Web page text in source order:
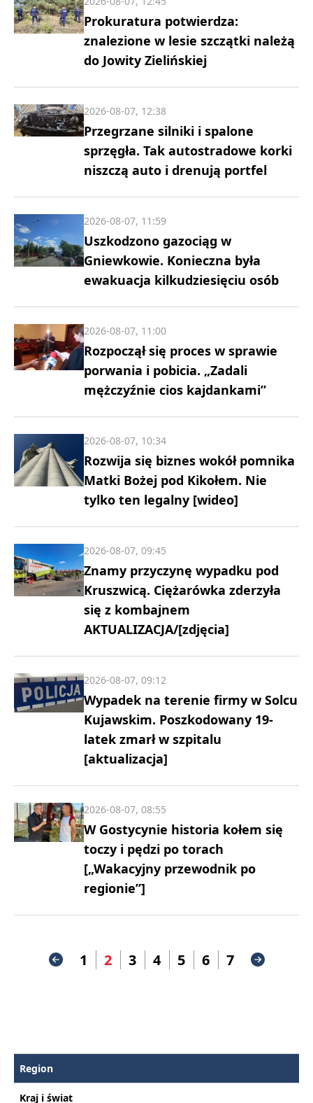
Prokuratura potwierdza:
znalezione w lesie szczątki należą
do Jowity Zielińskiej
Przegrzane silniki i spalone
sprzęgła. Tak autostradowe korki
niszczą auto i drenują portfel
2026-08-07, 12:38
Uszkodzono gazociąg w
Gniewkowie. Konieczna była
ewakuacja kilkudziesięciu osób
2026-08-07, 11:59
Rozpoczął się proces w sprawie
porwania i pobicia. „Zadali
mężczyźnie cios kajdankami”
2026-08-07, 11:00
Rozwija się biznes wokół pomnika
Matki Bożej pod Kikołem. Nie
tylko ten legalny [wideo]
2026-08-07, 10:34
Znamy przyczynę wypadku pod
Kruszwicą. Ciężarówka zderzyła
się z kombajnem
AKTUALIZACJA/[zdjęcia]
2026-08-07, 09:45
Wypadek na terenie firmy w Solcu
Kujawskim. Poszkodowany 19-
latek zmarł w szpitalu
[aktualizacja]
2026-08-07, 09:12
W Gostycynie historia kołem się
toczy i pędzi po torach
[„Wakacyjny przewodnik po
regionie”]
2026-08-07, 08:55
1 2 3 4 5 6 7
Region
Kraj i świat